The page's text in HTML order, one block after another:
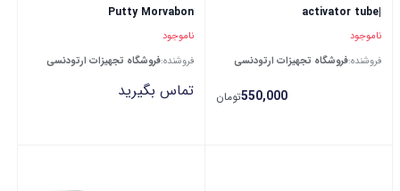
|activator tube
ناموجود
فروشنده:فروشگاه تجهیزات ارتودنسی
550,000تومان
Putty Morvabon
ناموجود
فروشنده:فروشگاه تجهیزات ارتودنسی
تماس بگیرید